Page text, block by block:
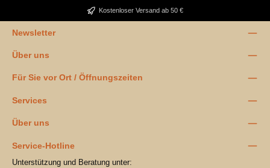
Kostenloser Versand ab 50 €
Newsletter
Über uns
Für Sie vor Ort / Öffnungszeiten
Services
Über uns
Service-Hotline
Unterstützung und Beratung unter: